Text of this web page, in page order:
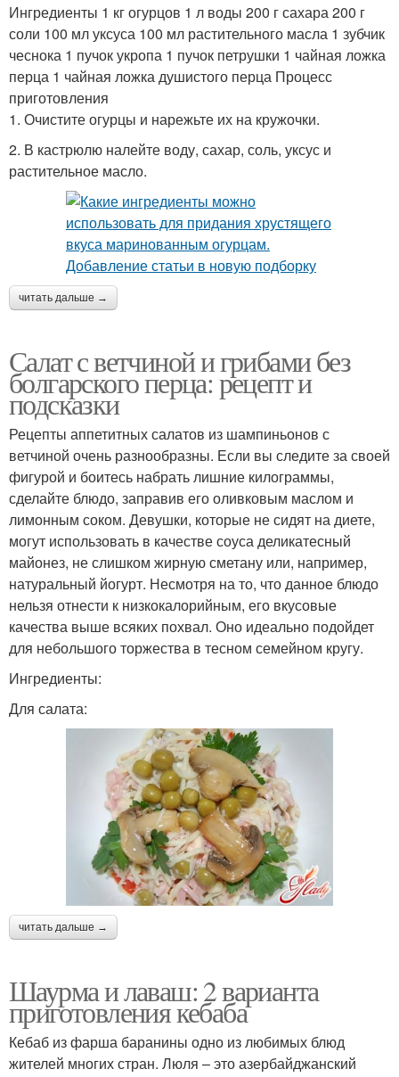
Ингредиенты 1 кг огурцов 1 л воды 200 г сахара 200 г
соли 100 мл уксуса 100 мл растительного масла 1 зубчик
чеснока 1 пучок укропа 1 пучок петрушки 1 чайная ложка
перца 1 чайная ложка душистого перца Процесс
приготовления
1. Очистите огурцы и нарежьте их на кружочки.
2. В кастрюлю налейте воду, сахар, соль, уксус и
растительное масло.
читать дальше →
Салат с ветчиной и грибами без
болгарского перца: рецепт и
подсказки
Рецепты аппетитных салатов из шампиньонов с
ветчиной очень разнообразны. Если вы следите за своей
фигурой и боитесь набрать лишние килограммы,
сделайте блюдо, заправив его оливковым маслом и
лимонным соком. Девушки, которые не сидят на диете,
могут использовать в качестве соуса деликатесный
майонез, не слишком жирную сметану или, например,
натуральный йогурт. Несмотря на то, что данное блюдо
нельзя отнести к низкокалорийным, его вкусовые
качества выше всяких похвал. Оно идеально подойдет
для небольшого торжества в тесном семейном кругу.
Ингредиенты:
Для салата:
читать дальше →
Шаурма и лаваш: 2 варианта
приготовления кебаба
Кебаб из фарша баранины одно из любимых блюд
жителей многих стран. Люля – это азербайджанский